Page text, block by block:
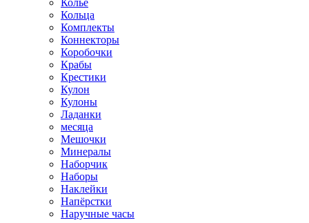
Колье
Кольца
Комплекты
Коннекторы
Коробочки
Крабы
Крестики
Кулон
Кулоны
Ладанки
месяца
Мешочки
Минералы
Наборчик
Наборы
Наклейки
Напёрстки
Наручные часы